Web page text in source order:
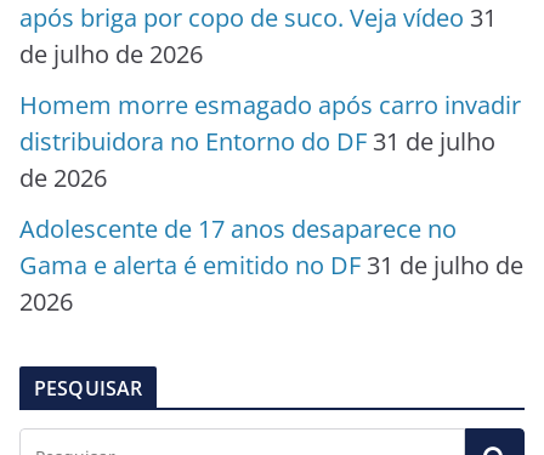
após briga por copo de suco. Veja vídeo 31
de julho de 2026
Homem morre esmagado após carro invadir
distribuidora no Entorno do DF 31 de julho
de 2026
Adolescente de 17 anos desaparece no
Gama e alerta é emitido no DF 31 de julho de
2026
PESQUISAR